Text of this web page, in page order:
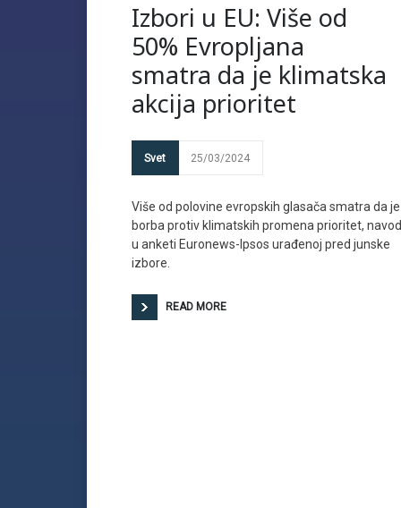
Izbori u EU: Više od
50% Evropljana
smatra da je klimatska
akcija prioritet
Svet 25/03/2024
Više od polovine evropskih glasača smatra da je
borba protiv klimatskih promena prioritet,
u anketi Euronews-Ipsos urađenoj pred junske
izbore.
READ MORE